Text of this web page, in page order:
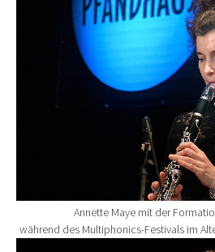
Annette Maye mit der
während des Multiphonics-Festivals im